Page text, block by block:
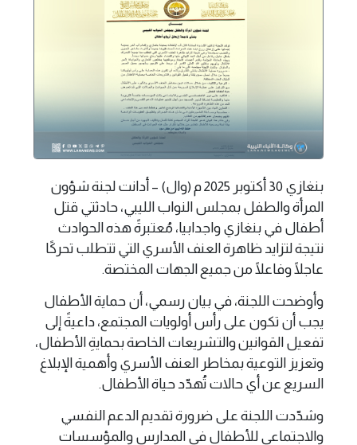
بنغازي 30 أكتوبر 2025 م (وال) – أدانت لجنة شؤون
المرأة والطفل بمجلس النواب الليبي، حادثتي قتل
أطفال في بنغازي واجدابيا، مُعتبرةً هذه الحوادث
نتيجة لتزايد ظاهرة العنف الأسري التي تتطلب تحركًا
عاجلًا وفاعلًا من جميع الجهات المختصة.
وأوضحت اللجنة، في بيان رسمي، أن حماية الأطفال
يجب أن تكون على رأس أولويات المجتمع، داعيةً إلى
تفعيل القوانين والتشريعات الخاصة بحمايةِ الأطفال،
وتعزيز التوعية بمخاطر العنف الأسري وأهمية الإبلاغ
السريع عن أي حالات تُهدّد حياة الأطفال.
وشدّدت اللجنة على ضرورة تقديم الدعم النفسي
والاجتماعي للأطفال في المدارس والمؤسسات